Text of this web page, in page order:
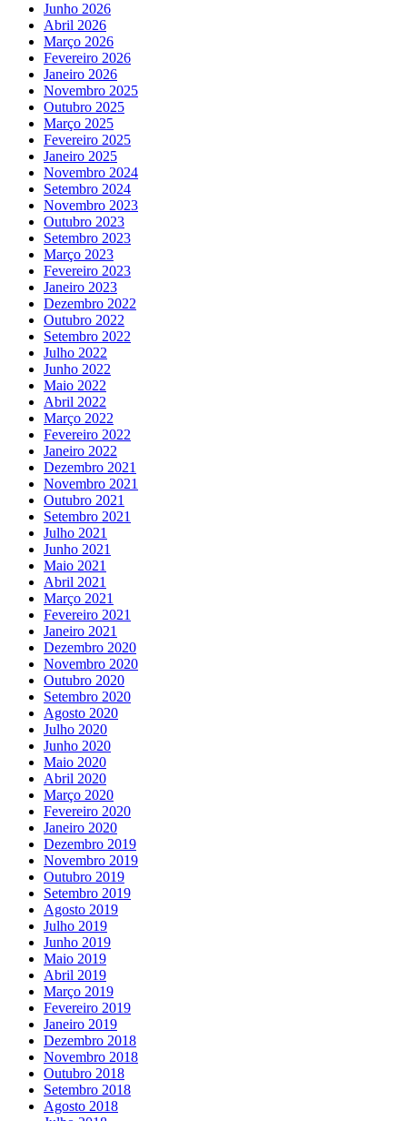
Junho 2026
Abril 2026
Março 2026
Fevereiro 2026
Janeiro 2026
Novembro 2025
Outubro 2025
Março 2025
Fevereiro 2025
Janeiro 2025
Novembro 2024
Setembro 2024
Novembro 2023
Outubro 2023
Setembro 2023
Março 2023
Fevereiro 2023
Janeiro 2023
Dezembro 2022
Outubro 2022
Setembro 2022
Julho 2022
Junho 2022
Maio 2022
Abril 2022
Março 2022
Fevereiro 2022
Janeiro 2022
Dezembro 2021
Novembro 2021
Outubro 2021
Setembro 2021
Julho 2021
Junho 2021
Maio 2021
Abril 2021
Março 2021
Fevereiro 2021
Janeiro 2021
Dezembro 2020
Novembro 2020
Outubro 2020
Setembro 2020
Agosto 2020
Julho 2020
Junho 2020
Maio 2020
Abril 2020
Março 2020
Fevereiro 2020
Janeiro 2020
Dezembro 2019
Novembro 2019
Outubro 2019
Setembro 2019
Agosto 2019
Julho 2019
Junho 2019
Maio 2019
Abril 2019
Março 2019
Fevereiro 2019
Janeiro 2019
Dezembro 2018
Novembro 2018
Outubro 2018
Setembro 2018
Agosto 2018